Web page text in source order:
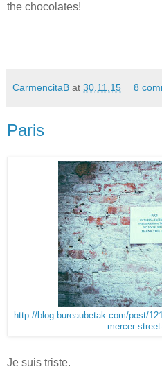
the chocolates!
CarmencitaB at 30.11.15 8
Paris
http://blog.bureaubetak.com/post/
mercer-
Je suis triste.